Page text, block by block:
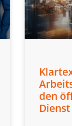
den
Dienst